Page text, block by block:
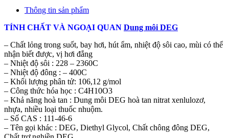
Thông tin sản phẩm
TÍNH CHẤT VÀ NGOẠI QUAN Dung môi DEG
– Chất lỏng trong suốt, bay hơi, hút ẩm, nhiệt độ sôi cao, mùi có thể
nhận biết được, vị hơi đắng
– Nhiệt độ sôi : 228 – 2360C
– Nhiệt độ đông : – 400C
– Khối lượng phân tử: 106,12 g/mol
– Công thức hóa học : C4H10O3
– Khả năng hoà tan : Dung môi DEG hoà tan nitrat xenlulozơ,
nhựa, nhiều loại thuốc nhuộm.
– Số CAS : 111-46-6
– Tên gọi khác : DEG, Diethyl Glycol, Chất chông đông DEG,